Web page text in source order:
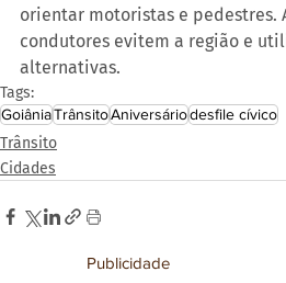
orientar motoristas e pedestres.
condutores evitem a região e
alternativas.
Tags:
GoiâniaTrânsitoAniversáriodesfile cívico
Trânsito
Cidades
Publicidade